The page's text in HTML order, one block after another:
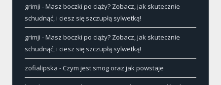
grimji -Masz boczki po ciąży? Zobacz, jak skutecznie
schudnąć, i ciesz się szczupłą sylwetką!
grimji -Masz boczki po ciąży? Zobacz, jak skutecznie
schudnąć, i ciesz się szczupłą sylwetką!
zofialipska -Czym jest smog oraz jak powstaje